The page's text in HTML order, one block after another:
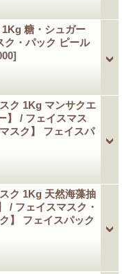
1Kg 糖・シュガー
ク・パック ピール
ク 1Kg マンサクエ
】 / フェイスマス
スク】 フェイスパ
ク 1Kg 天然海藻抽
/ フェイスマスク・
】 フェイスパック